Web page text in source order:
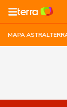
MAPA ASTRAL